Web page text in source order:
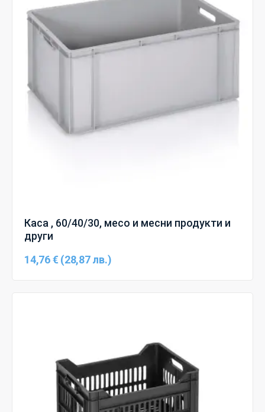
Каса , 60/40/30, месо и месни продукти и
други
14,76 € (28,87 лв.)